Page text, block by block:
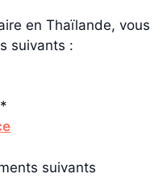
en Thaïlande, vous
suivants :
suivants